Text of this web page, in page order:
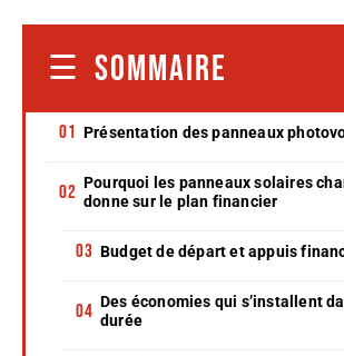
SOMMAIRE
Présentation des panneaux
Pourquoi les panneaux solaires
donne sur le plan financier
Budget de départ et appuis
Des économies qui s’installent
durée